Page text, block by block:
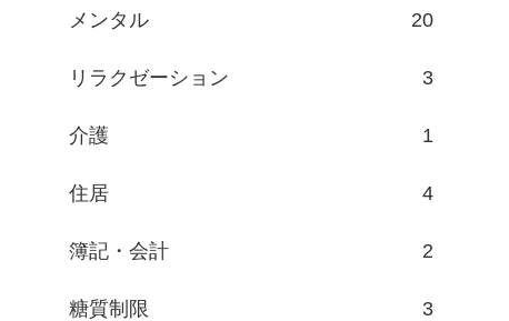
メンタル 20
リラクゼーション 3
介護 1
住居 4
簿記・会計 2
糖質制限 3